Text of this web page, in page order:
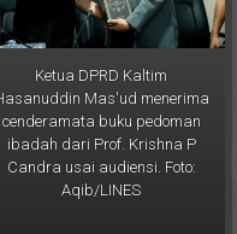
Ketua DPRD Kaltim
Hasanuddin Mas'ud menerima
cenderamata buku pedoman
ibadah dari Prof. Krishna P
Candra usai audiensi. Foto:
Aqib/LINES